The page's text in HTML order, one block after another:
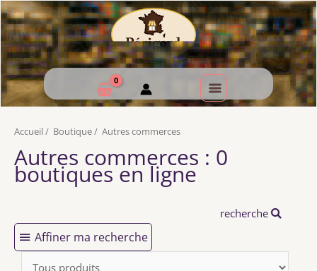
Accueil / Boutique/ Autres commerces
Autres commerces : 0
boutiques en ligne
recherche
Affiner ma recherche